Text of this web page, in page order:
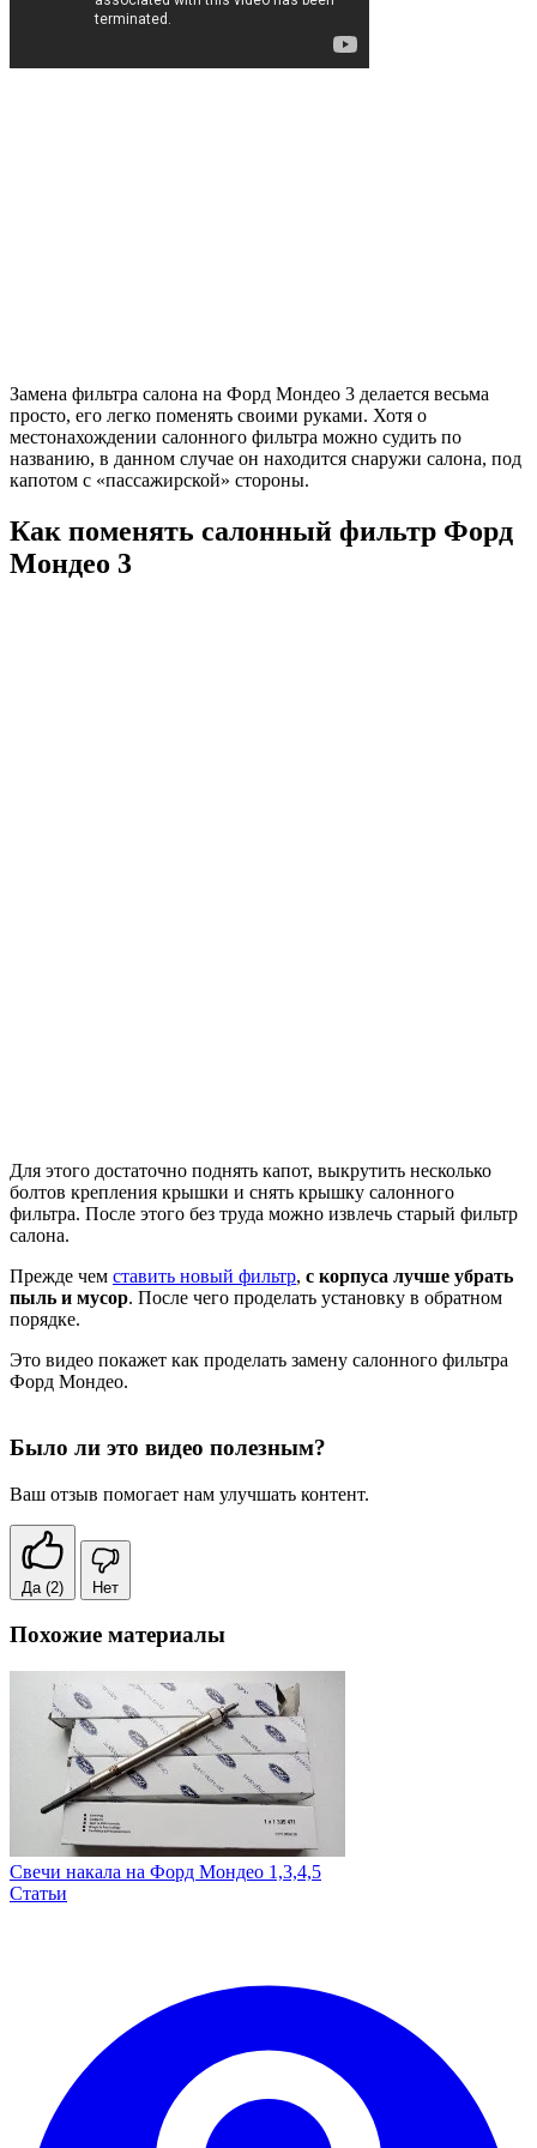
Замена фильтра салона на Форд Мондео 3 делается весьма
просто, его легко поменять своими руками. Хотя о
местонахождении салонного фильтра можно судить по
названию, в данном случае он находится снаружи салона, под
капотом с «пассажирской» стороны.
Как поменять салонный фильтр Форд
Мондео 3
Для этого достаточно поднять капот, выкрутить несколько
болтов крепления крышки и снять крышку салонного
фильтра. После этого без труда можно извлечь старый фильтр
салона.
Прежде чем ставить новый фильтр, с корпуса лучше убрать
пыль и мусор. После чего проделать установку в обратном
порядке.
Это видео покажет как проделать замену салонного фильтра
Форд Мондео.
Было ли это видео полезным?
Ваш отзыв помогает нам улучшать контент.
Да (2) Нет
Похожие материалы
Свечи накала на Форд Мондео 1,3,4,5
Статьи